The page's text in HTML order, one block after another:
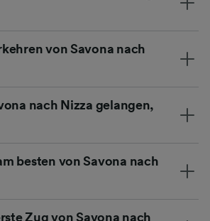
von Savona nach
nach Nizza gelangen,
besten von Savona nach
Zug von Savona nach